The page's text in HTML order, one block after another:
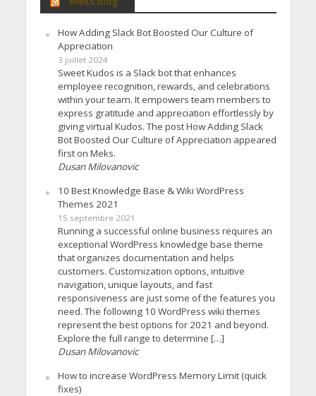
How Adding Slack Bot Boosted Our Culture of
Appreciation
3 juillet 2024
Sweet Kudos is a Slack bot that enhances
employee recognition, rewards, and celebrations
within your team. It empowers team members to
express gratitude and appreciation effortlessly by
giving virtual Kudos. The post How Adding Slack
Bot Boosted Our Culture of Appreciation appeared
first on Meks.
Dusan Milovanovic
10 Best Knowledge Base & Wiki WordPress
Themes 2021
15 septembre 2021
Running a successful online business requires an
exceptional WordPress knowledge base theme
that organizes documentation and helps
customers. Customization options, intuitive
navigation, unique layouts, and fast
responsiveness are just some of the features you
need. The following 10 WordPress wiki themes
represent the best options for 2021 and beyond.
Explore the full range to determine […]
Dusan Milovanovic
How to increase WordPress Memory Limit (quick
fixes)